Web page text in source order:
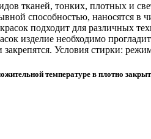
тканей, тонких, плотных и
способностью, наносятся в
подходит для различных
изделие необходимо
Условия стирки:
температуре в плотно